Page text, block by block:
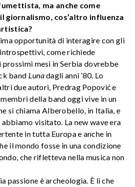
ma anche come
giornalismo, cos’altro influenza
opportunità di interagire con gli
come richiede
mesi in Serbia dovrebbe
band Lunadagli anni ’80. Lo
due autori, Predrag Popović e
della band oggi vive in un
si chiama Alberobello, in Italia, e
visitato. La new wave era
in tutta Europa e anche in
il mondo fosse in una condizione
che rifletteva nella musica non
passione è archeologia. È lì che